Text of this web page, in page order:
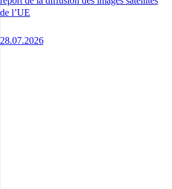
de l’UE
28.07.2026